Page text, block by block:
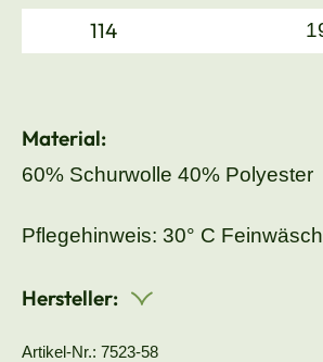
114
Material:
60% Schurwolle 40% Polyester
Pflegehinweis: 30° C
Hersteller:
Artikel-Nr.: 7523-58